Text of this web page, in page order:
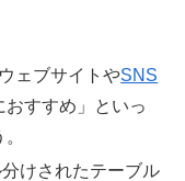
ェブサイトやSNS
すすめ」といっ
けされたテーブル